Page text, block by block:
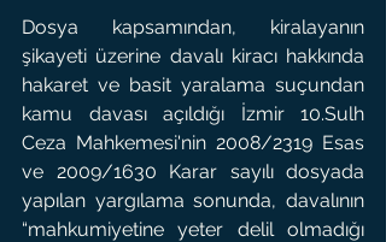
Dosya kapsamından, kiralayanın
şikayeti üzerine davalı kiracı hakkında
hakaret ve basit yaralama suçundan
kamu davası açıldığı İzmir 10.Sulh
Ceza Mahkemesi'nin 2008/2319 Esas
ve 2009/1630 Karar sayılı dosyada
yapılan yargılama sonunda, davalının
“mahkumiyetine yeter delil olmadığı